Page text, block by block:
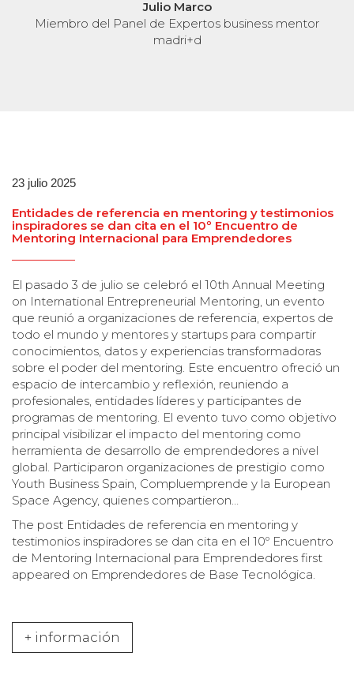
Julio Marco
Miembro del Panel de Expertos business mentor
madri+d
23 julio 2025
Entidades de referencia en mentoring y testimonios
inspiradores se dan cita en el 10º Encuentro de
Mentoring Internacional para Emprendedores
El pasado 3 de julio se celebró el 10th Annual Meeting
on International Entrepreneurial Mentoring, un evento
que reunió a organizaciones de referencia, expertos de
todo el mundo y mentores y startups para compartir
conocimientos, datos y experiencias transformadoras
sobre el poder del mentoring. Este encuentro ofreció un
espacio de intercambio y reflexión, reuniendo a
profesionales, entidades líderes y participantes de
programas de mentoring. El evento tuvo como objetivo
principal visibilizar el impacto del mentoring como
herramienta de desarrollo de emprendedores a nivel
global. Participaron organizaciones de prestigio como
Youth Business Spain, Compluemprende y la European
Space Agency, quienes compartieron…
The post Entidades de referencia en mentoring y
testimonios inspiradores se dan cita en el 10º Encuentro
de Mentoring Internacional para Emprendedores first
appeared on Emprendedores de Base Tecnológica.
+ información